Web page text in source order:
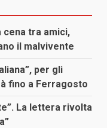
tra amici,
il malvivente
per gli
fino a Ferragosto
La lettera rivolta